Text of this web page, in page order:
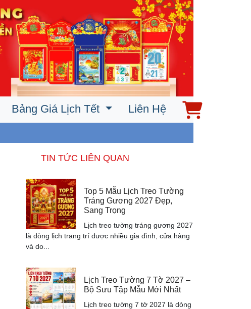
Bảng Giá Lịch Tết Liên Hệ
TIN TỨC LIÊN QUAN
Top 5 Mẫu Lịch Treo Tường
Tráng Gương 2027 Đẹp,
Sang Trọng
Lịch treo tường tráng gương 2027
là dòng lịch trang trí được nhiều gia đình, cửa hàng
và do...
Lịch Treo Tường 7 Tờ 2027 –
Bộ Sưu Tập Mẫu Mới Nhất
Lịch treo tường 7 tờ 2027 là dòng